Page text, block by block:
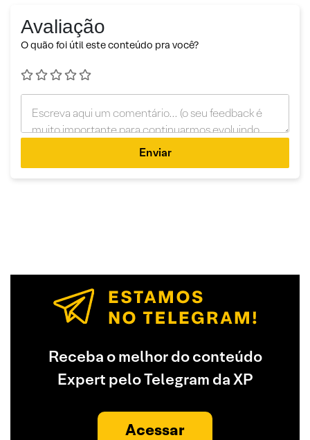
Avaliação
O quão foi útil este conteúdo pra você?
Enviar
Receba o melhor do conteúdo
Expert pelo Telegram da XP
Acessar